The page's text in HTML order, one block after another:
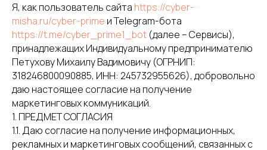
Я, как пользователь сайта https://cyber-
misha.ru/cyber-prime и Telegram-бота
https://t.me/cyber_prime1_bot (далее – Сервисы),
принадлежащих Индивидуальному предпринимателю
Петухову Михаилу Вадимовичу (ОГРНИП:
318246800090885, ИНН: 245732955626), добровольно
даю настоящее согласие на получение
маркетинговых коммуникаций.
1. ПРЕДМЕТ СОГЛАСИЯ
1.1. Даю согласие на получение информационных,
рекламных и маркетинговых сообщений, связанных с